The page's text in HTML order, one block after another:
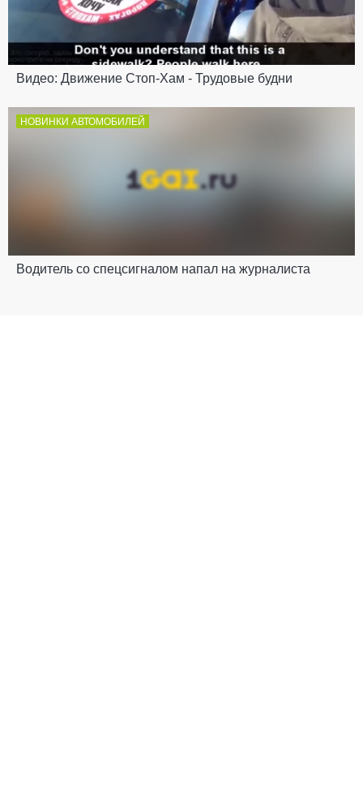
Видео: Движение Стоп-Хам - Трудовые будни
НОВИНКИ АВТОМОБИЛЕЙ
Водитель со спецсигналом напал на журналиста